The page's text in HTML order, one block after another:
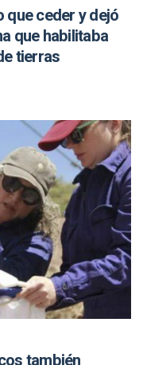
que ceder y dejó
que habilitaba
tierras